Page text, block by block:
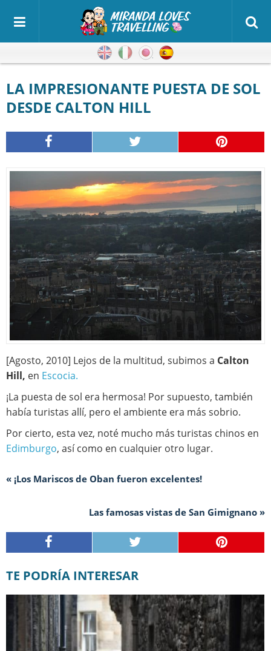
Inglés ItalianoJaponés
LA IMPRESIONANTE PUESTA DE SOL
DESDE CALTON HILL
[Agosto, 2010] Lejos de la multitud, subimos a Calton
Hill, en Escocia.
¡La puesta de sol era hermosa! Por supuesto, también
había turistas allí, pero el ambiente era más sobrio.
Por cierto, esta vez, noté mucho más turistas chinos en
Edimburgo, así como en cualquier otro lugar.
« ¡Los Mariscos de Oban fueron excelentes!
Las famosas vistas de San Gimignano »
TE PODRÍA INTERESAR